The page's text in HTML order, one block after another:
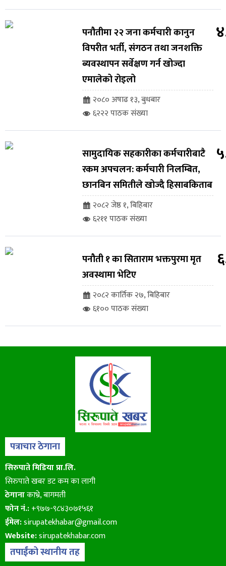
पनौतीमा २२ जना कर्मचारी कानुन
विपरीत भर्ती, संगठन तथा जनशक्ति
ब्यवस्थापन सर्वेक्षण गर्न खोज्दा
एमालेको रोइलो
२०८० अषाढ १३, बुधबार
६२२२ पाठक संख्या
सामुदायिक सहकारीका कर्मचारीबाटै
रकम अपचलन: कर्मचारी निलम्बित,
छानबिन समितीले खोज्दै हिसाबकिताब
२०८२ जेष्ठ १, बिहिबार
६२११ पाठक संख्या
पनौती १ का सिताराम भक्तपुरमा मृत
अवस्थामा भेटिए
२०८२ कार्तिक २७, बिहिबार
६१०० पाठक संख्या
पत्राचार ठेगाना
सिरुपाते मिडिया प्रा.लि.
सिरुपाते खबर डट कम का लागी
ठेगानाकाभ्रे, बागमती
फोन नं.:+९७७-९८४३०७१५६१
ईमेल:sirupatekhabar@gmail.com
Website:sirupatekhabar.com
तपाईंको स्थानीय तह